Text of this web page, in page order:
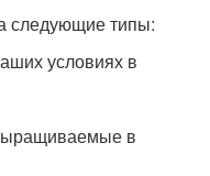
следующие типы:
условиях в
в